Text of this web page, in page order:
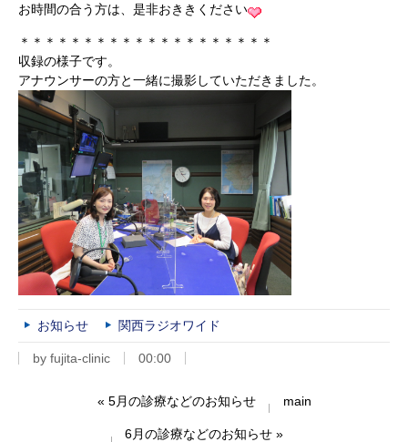
お時間の合う方は、是非おききください
＊＊＊＊＊＊＊＊＊＊＊＊＊＊＊＊＊＊＊＊
収録の様子です。
アナウンサーの方と一緒に撮影していただきました。
お知らせ 関西ラジオワイド
by fujita-clinic 00:00
« 5月の診療などのお知らせ main
6月の診療などのお知らせ »